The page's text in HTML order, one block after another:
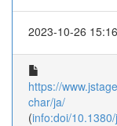
2023-10-26
https://
char/ja/
(info:doi/